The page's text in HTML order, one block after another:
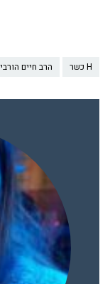
H כשר הרב חיים